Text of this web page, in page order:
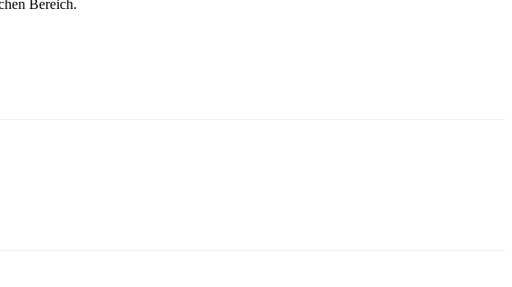
Bereich.